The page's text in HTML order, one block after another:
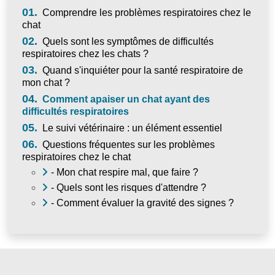
01. Comprendre les problèmes respiratoires chez le
chat
02. Quels sont les symptômes de difficultés
respiratoires chez les chats ?
03. Quand s'inquiéter pour la santé respiratoire de
mon chat ?
04. Comment apaiser un chat ayant des
difficultés respiratoires
05. Le suivi vétérinaire : un élément essentiel
06. Questions fréquentes sur les problèmes
respiratoires chez le chat
- Mon chat respire mal, que faire ?
- Quels sont les risques d'attendre ?
- Comment évaluer la gravité des signes ?